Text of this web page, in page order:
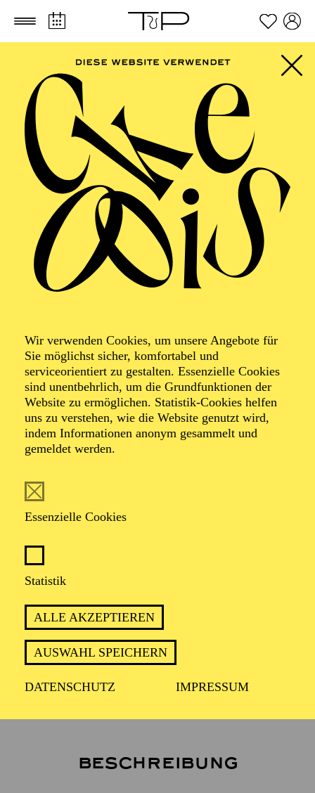
Zum Hauptinhalt springen Zum Footer springen
Wir verwenden Cookies, um unsere Angebote für
Sie möglichst sicher, komfortabel und
serviceorientiert zu gestalten. Essenzielle Cookies
sind unentbehrlich, um die Grundfunktionen der
Website zu ermöglichen. Statistik-Cookies helfen
uns zu verstehen, wie die Website genutzt wird,
indem Informationen anonym gesammelt und
gemeldet werden.
Essenzielle Cookies
Statistik
ALLE AKZEPTIEREN
AUSWAHL SPEICHERN
DATENSCHUTZ IMPRESSUM
SCHAUSPIEL ESSEN
Der Prozess
von Franz Kafka
TICKETS
ANGST, KONTROLLE UND DER
VERLUST VON GEWISSHEIT PRÄGEN
16. Oktober 2026
Empfohlen ab 14 Jahren
Beschreibung